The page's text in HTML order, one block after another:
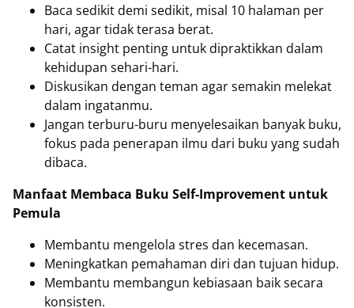
Baca sedikit demi sedikit, misal 10 halaman per
hari, agar tidak terasa berat.
Catat insight penting untuk dipraktikkan dalam
kehidupan sehari-hari.
Diskusikan dengan teman agar semakin melekat
dalam ingatanmu.
Jangan terburu-buru menyelesaikan banyak buku,
fokus pada penerapan ilmu dari buku yang sudah
dibaca.
Manfaat Membaca Buku Self-Improvement untuk
Pemula
Membantu mengelola stres dan kecemasan.
Meningkatkan pemahaman diri dan tujuan hidup.
Membantu membangun kebiasaan baik secara
konsisten.